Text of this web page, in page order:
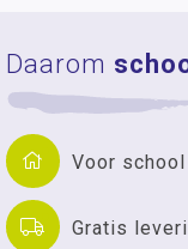
Daarom
Voor
Gratis